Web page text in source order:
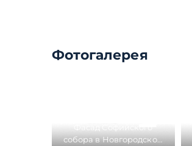
Фотогалерея
собора в Новгородском